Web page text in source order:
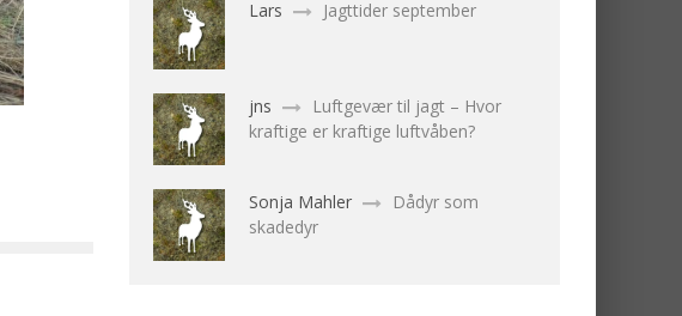
Lars Jagttider september
jns
Luftgevær til jagt – Hvor
kraftige er kraftige luftvåben?
Sonja Mahler
Dådyr som
skadedyr